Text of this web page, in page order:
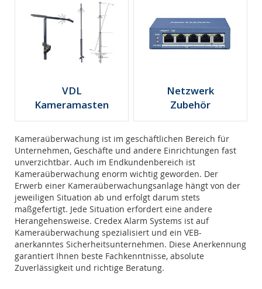
VDL
Kameramasten
Netzwerk
Zubehör
Kameraüberwachung ist im geschäftlichen Bereich für
Unternehmen, Geschäfte und andere Einrichtungen fast
unverzichtbar. Auch im Endkundenbereich ist
Kameraüberwachung enorm wichtig geworden. Der
Erwerb einer Kameraüberwachungsanlage hängt von der
jeweiligen Situation ab und erfolgt darum stets
maßgefertigt. Jede Situation erfordert eine andere
Herangehensweise. Credex Alarm Systems ist auf
Kameraüberwachung spezialisiert und ein VEB-
anerkanntes Sicherheitsunternehmen. Diese Anerkennung
garantiert Ihnen beste Fachkenntnisse, absolute
Zuverlässigkeit und richtige Beratung.